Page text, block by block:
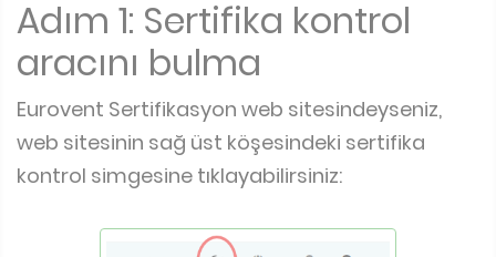
Adım 1: Sertifika kontrol
aracını bulma
Eurovent Sertifikasyon web sitesindeyseniz,
web sitesinin sağ üst köşesindeki sertifika
kontrol simgesine tıklayabilirsiniz: